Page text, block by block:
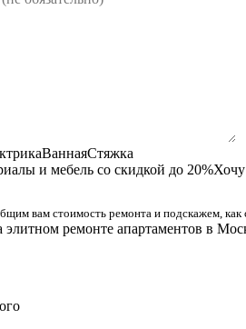
ВаннаяСтяжка
и мебель со скидкой до 20%
вам стоимость ремонта и подскажем, как
элитном ремонте апартаментов в